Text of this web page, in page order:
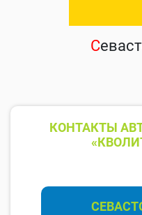
С
КОНТАКТЫ